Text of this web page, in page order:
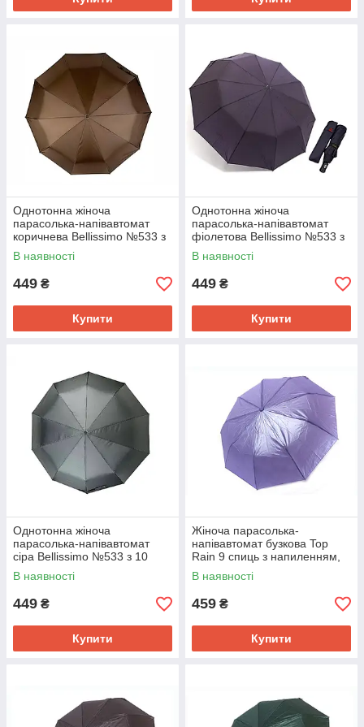
Однотонна жіноча
парасолька-напівавтомат
коричнева Bellissimo №533 з
10 спицями, антивітрова
система
В наявності
449 ₴
Купити
Однотонна жіноча
парасолька-напівавтомат
фіолетова Bellissimo №533 з
10 спицями, антивітрова
система
В наявності
449 ₴
Купити
Однотонна жіноча
парасолька-напівавтомат
сіра Bellissimo №533 з 10
спицями, антивітрова
система
В наявності
449 ₴
Купити
Жіноча парасолька-
напівавтомат бузкова Top
Rain 9 спиць з напиленням,
№777
В наявності
459 ₴
Купити